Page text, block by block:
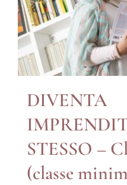
DIVENTA
STESSO –
(classe